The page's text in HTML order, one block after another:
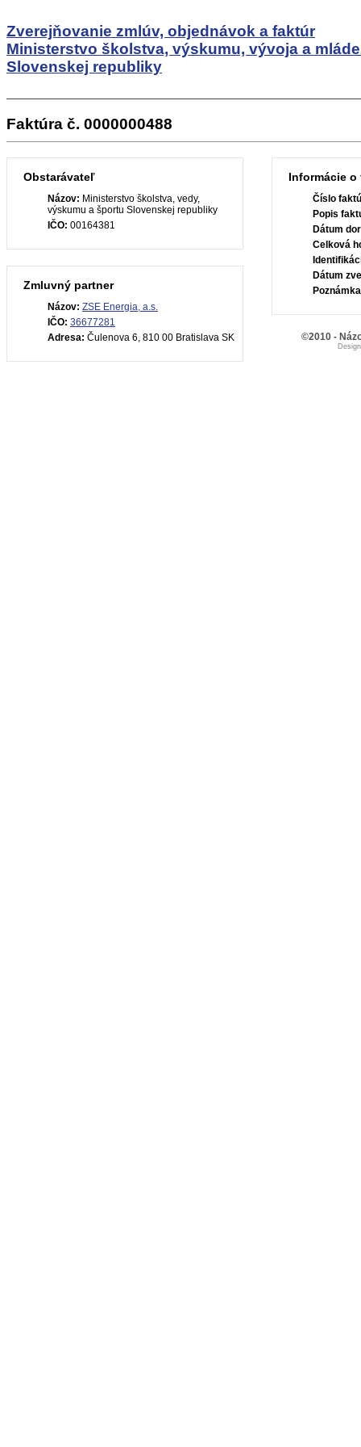
Zverejňovanie zmlúv, objednávok a faktúr
Ministerstvo školstva, výskumu, vývoja a
Slovenskej republiky
Faktúra č. 0000000488
Obstarávateľ
Názov: Ministerstvo školstva, vedy,
výskumu a športu Slovenskej republiky
IČO: 00164381
Zmluvný partner
Názov: ZSE Energia, a.s.
IČO: 36677281
Adresa: Čulenova 6, 810 00 Bratislava SK
Informácie o
Číslo
Popis
Dátum
Celková
Dátum
©2010 -